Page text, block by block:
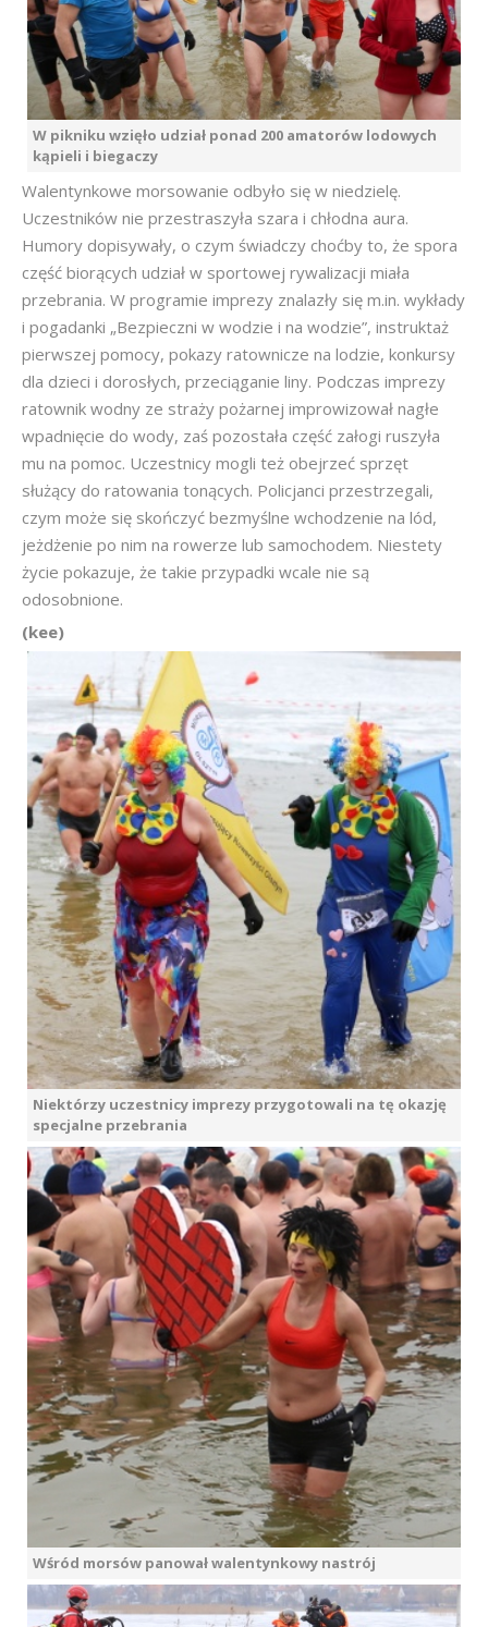
W pikniku wzięło udział ponad 200 amatorów lodowych
kąpieli i biegaczy
Walentynkowe morsowanie odbyło się w niedzielę.
Uczestników nie przestraszyła szara i chłodna aura.
Humory dopisywały, o czym świadczy choćby to, że spora
część biorących udział w sportowej rywalizacji miała
przebrania. W programie imprezy znalazły się m.in. wykłady
i pogadanki „Bezpieczni w wodzie i na wodzie”, instruktaż
pierwszej pomocy, pokazy ratownicze na lodzie, konkursy
dla dzieci i dorosłych, przeciąganie liny. Podczas imprezy
ratownik wodny ze straży pożarnej improwizował nagłe
wpadnięcie do wody, zaś pozostała część załogi ruszyła
mu na pomoc. Uczestnicy mogli też obejrzeć sprzęt
służący do ratowania tonących. Policjanci przestrzegali,
czym może się skończyć bezmyślne wchodzenie na lód,
jeżdżenie po nim na rowerze lub samochodem. Niestety
życie pokazuje, że takie przypadki wcale nie są
odosobnione.
(kee)
Niektórzy uczestnicy imprezy przygotowali na tę okazję
specjalne przebrania
Wśród morsów panował walentynkowy nastrój